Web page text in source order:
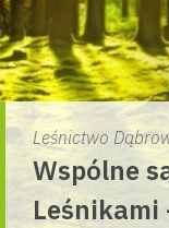
Leśnictwo
Wspólne